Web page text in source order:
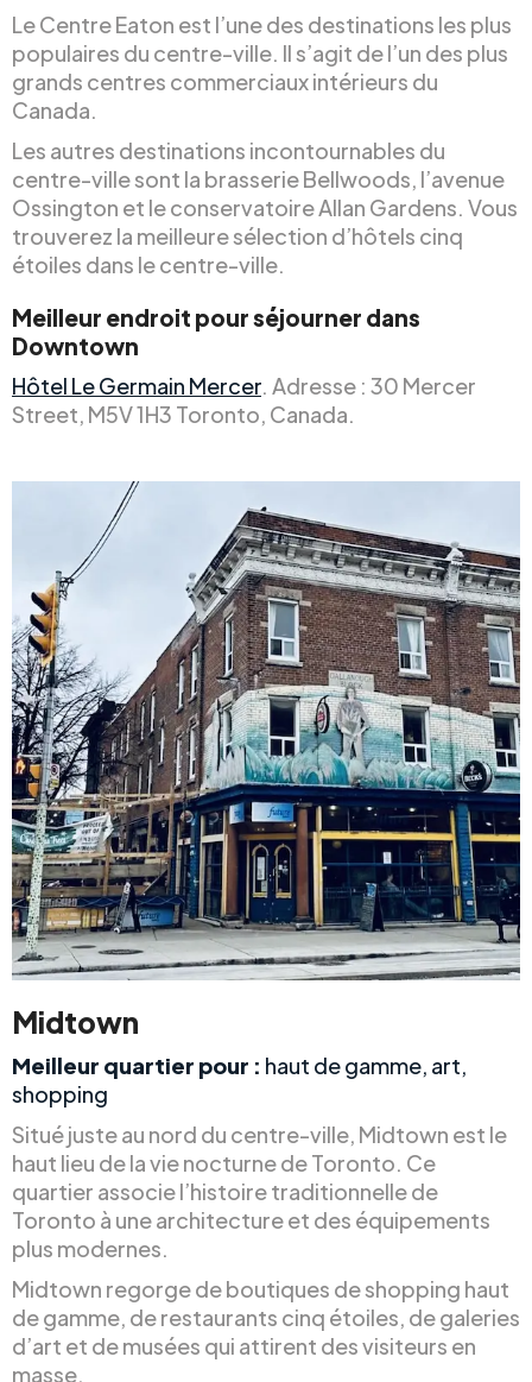
Le Centre Eaton est l’une des destinations les plus
populaires du centre-ville. Il s’agit de l’un des plus
grands centres commerciaux intérieurs du
Canada.
Les autres destinations incontournables du
centre-ville sont la brasserie Bellwoods, l’avenue
Ossington et le conservatoire Allan Gardens. Vous
trouverez la meilleure sélection d’hôtels cinq
étoiles dans le centre-ville.
Meilleur endroit pour séjourner dans
Downtown
Hôtel Le Germain Mercer . Adresse : 30 Mercer
Street, M5V 1H3 Toronto, Canada.
Midtown
Meilleur quartier pour : haut de gamme, art,
shopping
Situé juste au nord du centre-ville, Midtown est le
haut lieu de la vie nocturne de Toronto. Ce
quartier associe l’histoire traditionnelle de
Toronto à une architecture et des équipements
plus modernes.
Midtown regorge de boutiques de shopping haut
de gamme, de restaurants cinq étoiles, de galeries
d’art et de musées qui attirent des visiteurs en
masse.